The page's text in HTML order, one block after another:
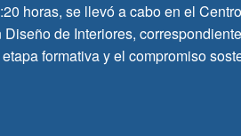
horas, se llevó a cabo en el
de Interiores,
formativa y el compromiso